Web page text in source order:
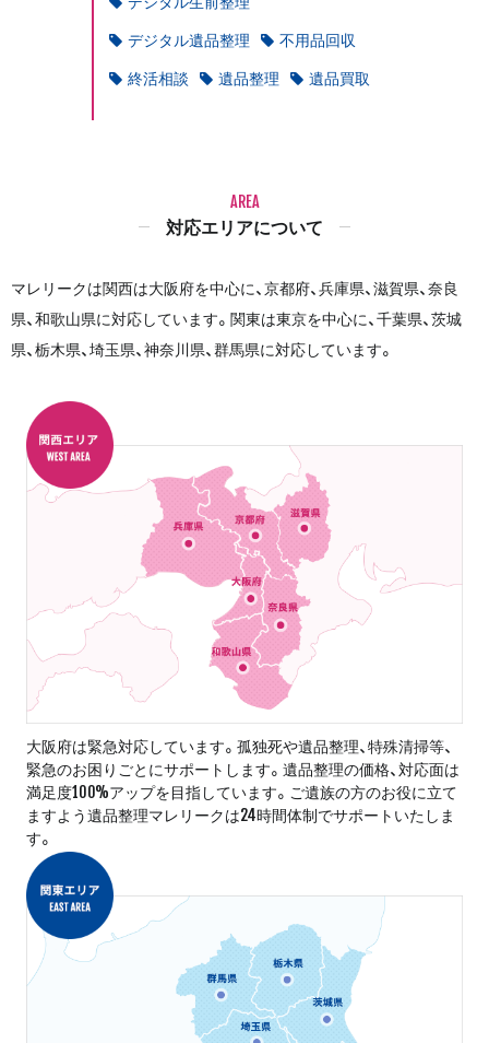
デジタル遺品整理
不用品回収
終活相談
遺品整理 遺品買取
AREA
対応エリアについて
マレリークは関西は大阪府を中心に、京都府、兵庫県、滋賀県、奈良
県、和歌山県に対応しています。関東は東京を中心に、千葉県、茨城
県、栃木県、埼玉県、神奈川県、群馬県に対応しています。
大阪府は緊急対応しています。孤独死や遺品整理、特殊清掃等、
緊急のお困りごとにサポートします。遺品整理の価格、対応面は
満足度100%アップを目指しています。ご遺族の方のお役に立て
ますよう遺品整理マレリークは24時間体制でサポートいたしま
す。